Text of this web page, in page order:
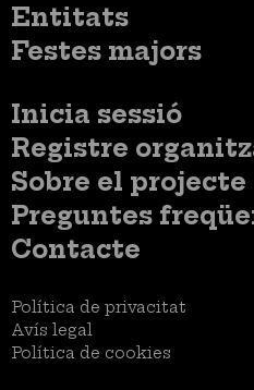
Entitats
Festes majors
Menú
del
compte
d'usuari
Inicia sessió
Menú
usuari
no
loggat
Registre
Menú
Peu
Sobre el projecte
Preguntes
Contacte
Menú
Legal
Política de privacitat
Avís legal
Política de cookies